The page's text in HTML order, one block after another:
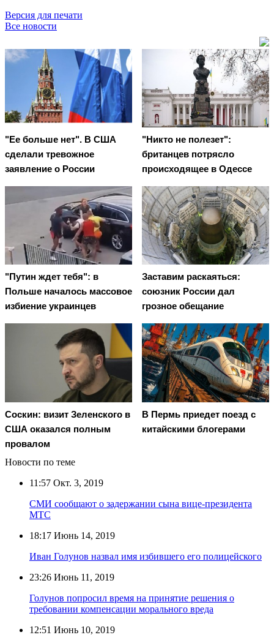
Версия для печати
Все новости
"Ее больше нет". В США
сделали тревожное
заявление о России
"Никто не полезет":
британцев потрясло
происходящее в Одессе
"Путин ждет тебя": в
Польше началось массовое
избиение украинцев
Заставим раскаяться:
союзник России дал
грозное обещание
Соскин: визит Зеленского в
США оказался полным
провалом
В Пермь приедет поезд с
китайскими блогерами
Новости по теме
11:57 Окт. 3, 2019
СМИ сообщают о задержании сына вице-президента
МТС
18:17 Июнь 14, 2019
Иван Голунов назвал имя избившего его полицейского
23:26 Июнь 11, 2019
Голунов попросил время на принятие решения о
требовании компенсации морального вреда
12:51 Июнь 10, 2019